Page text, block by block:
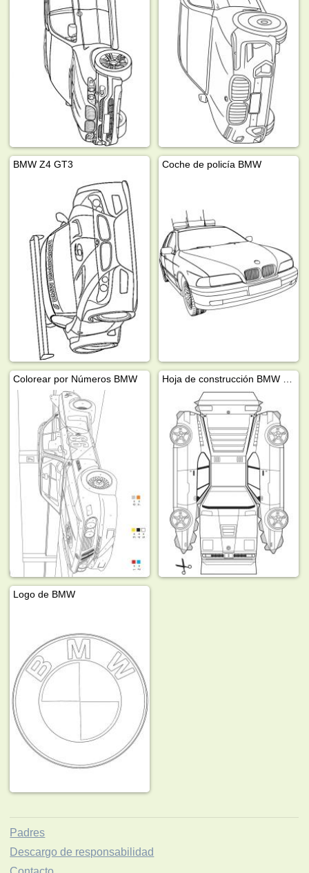
BMW Z4 GT3 Coche de policía BMW
Colorear por Números BMW Hoja de construcción BMW M1
Logo de BMW
Padres
Descargo de responsabilidad